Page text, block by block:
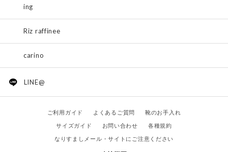
ing
Riz raffinee
carino
LINE@
ご利用ガイド よくあるご質問
靴のお手入れ
サイズガイド
お問い合わせ
各種規約
なりすましメール・サイトにご注意ください